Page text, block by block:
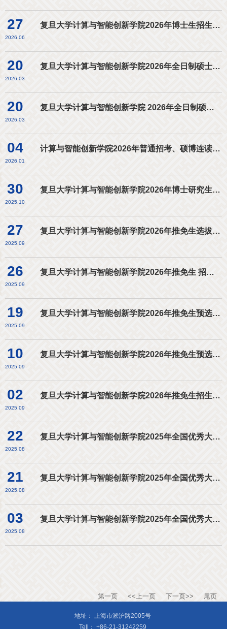
27
2026.06
复旦大学计算与智能创新学院2026年博士生招生进入复试考生名单（高校思想政治工作骨干专项）
20
2026.03
复旦大学计算与智能创新学院2026年全日制硕士研究生招生考试进入复试考生名单
20
2026.03
复旦大学计算与智能创新学院 2026年全日制硕士研究生招生复试工作实施细则
04
2026.01
计算与智能创新学院2026年普通招考、硕博连读博士生招生进入复试考生名单
30
2025.10
复旦大学计算与智能创新学院2026年博士研究生招生“申请-考核”制选拔办法
27
2025.09
复旦大学计算与智能创新学院2026年推免生选拔进入复试考生名单（第三轮）
26
2025.09
复旦大学计算与智能创新学院2026年推免生 招生选拔（第三轮）工作通知
19
2025.09
复旦大学计算与智能创新学院2026年推免生预选拔进入复试考生名单（第二轮）
10
2025.09
复旦大学计算与智能创新学院2026年推免生预选拔进入复试考生名单
02
2025.09
复旦大学计算与智能创新学院2026年推免生招生预报名通知
22
2025.08
复旦大学计算与智能创新学院2025年全国优秀大学生夏令营活动入围名单（第三批）
21
2025.08
复旦大学计算与智能创新学院2025年全国优秀大学生夏令营活动入围名单（第二批）
03
2025.08
复旦大学计算与智能创新学院2025年全国优秀大学生夏令营活动入围名单
第一页 <<上一页 下一页>> 尾页
地址：
上海市淞沪路2005号
Tell： +86-21-31242259